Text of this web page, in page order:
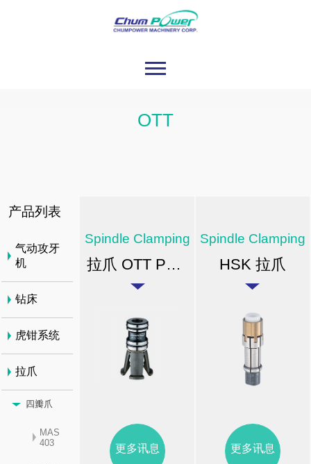
OTT
Spindle Clamping
拉爪 OTT PULL STUD TYPE CLAMPING
更多讯息
Spindle Clamping
HSK 拉爪
更多讯息
产品列表
气动攻牙
机
钻床
虎钳系统
拉爪
四瓣爪
MAS
403